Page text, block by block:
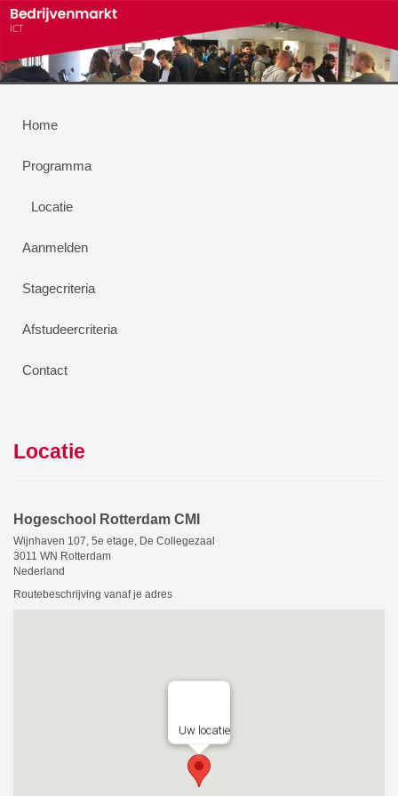
Home
Programma
Locatie
Aanmelden
Stagecriteria
Afstudeercriteria
Contact
Locatie
Hogeschool Rotterdam CMI
Wijnhaven 107, 5e etage, De Collegezaal
3011 WN Rotterdam
Nederland
Routebeschrijving vanaf je adres
Uw locatie